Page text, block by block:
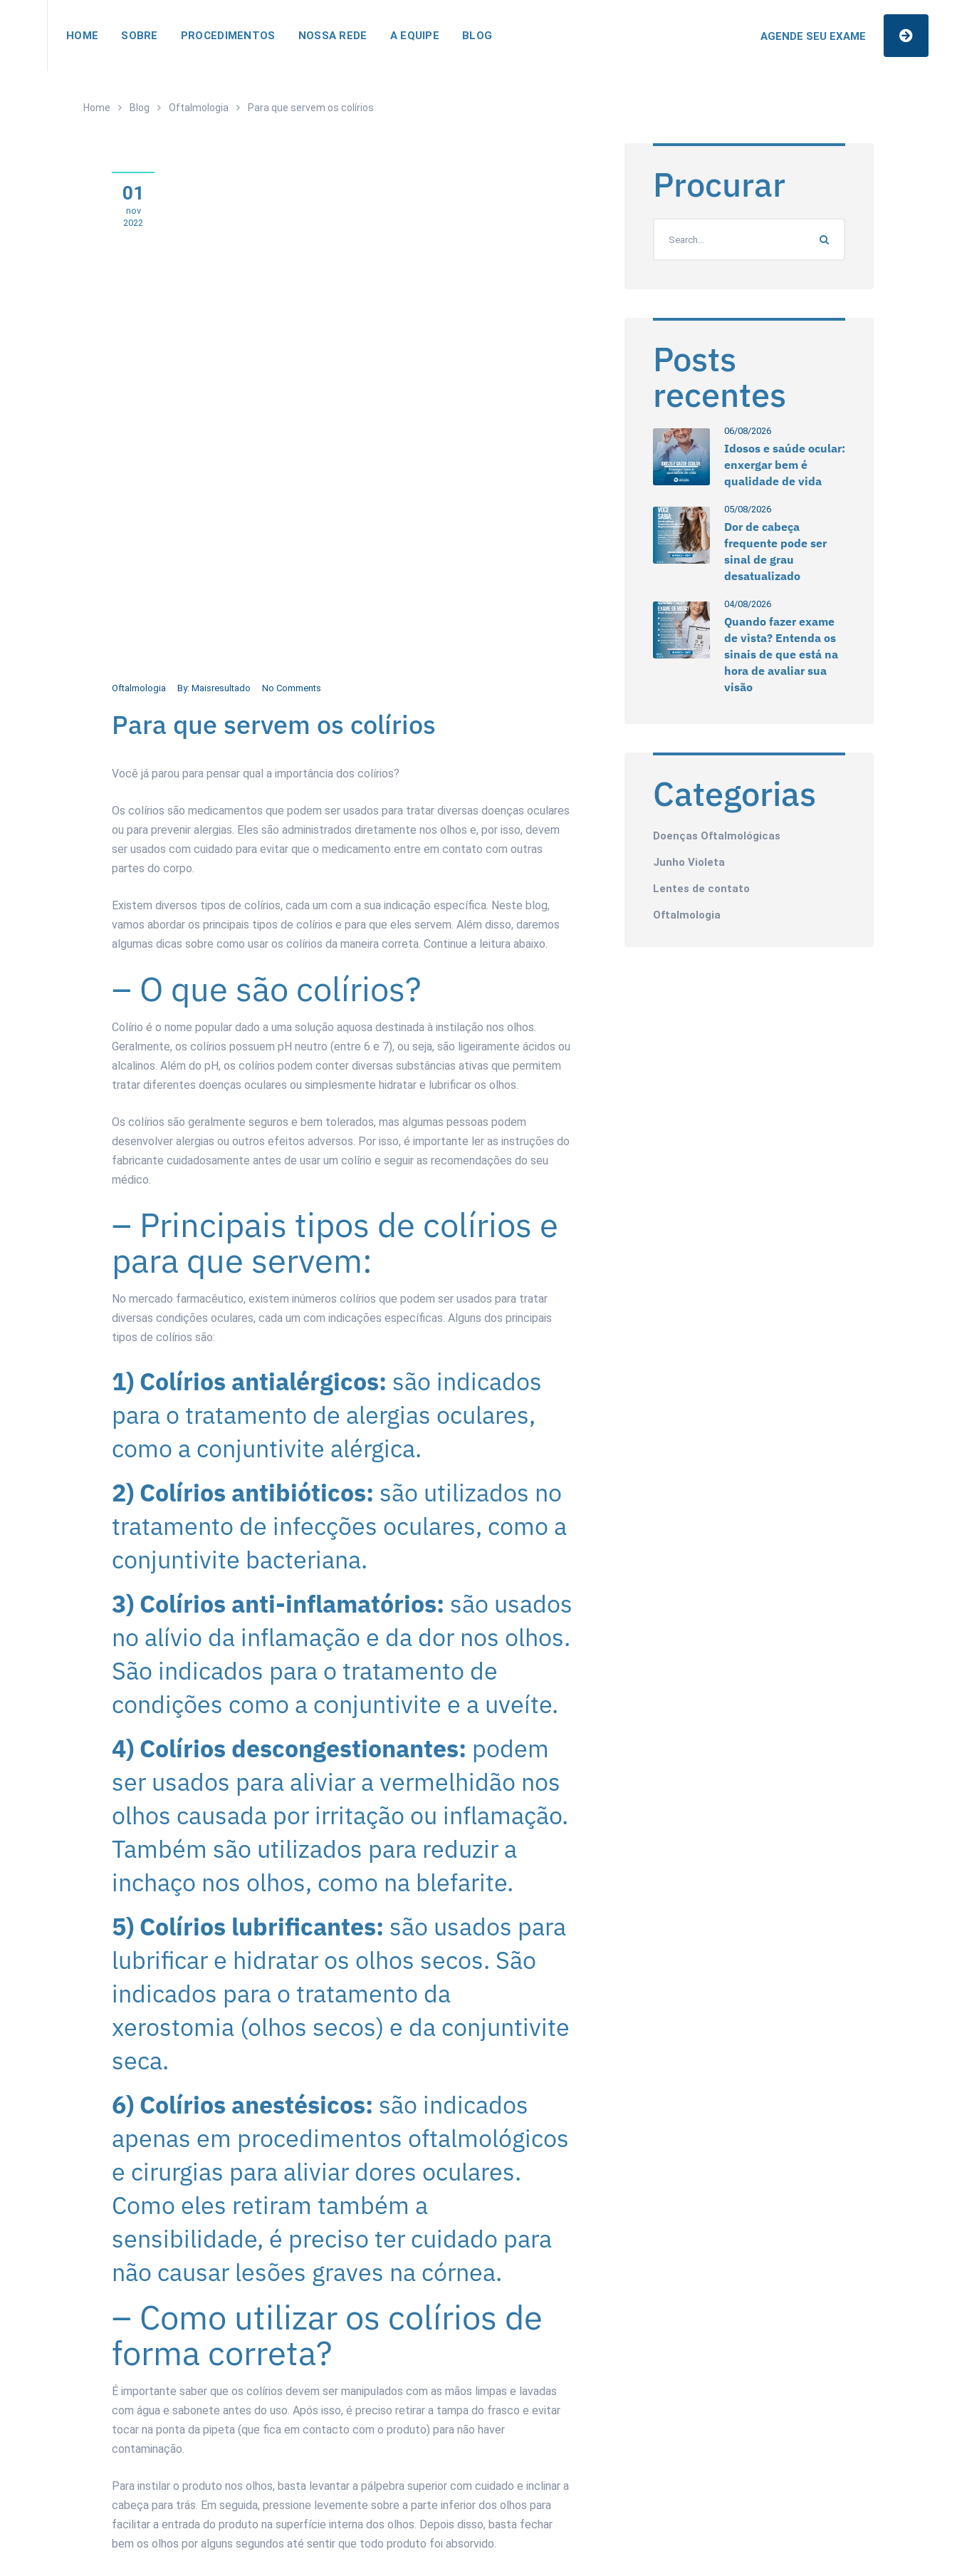
HOME SOBRE PROCEDIMENTOS NOSSA REDE A EQUIPE BLOG AGENDE SEU EXAME
Home Blog Oftalmologia Para que servem os colírios
01
nov
2022
Oftalmologia By: Maisresultado No Comments
Para que servem os colírios
Você já parou para pensar qual a importância dos colírios?
Os colírios são medicamentos que podem ser usados para tratar diversas doenças oculares
ou para prevenir alergias. Eles são administrados diretamente nos olhos e, por isso, devem
ser usados com cuidado para evitar que o medicamento entre em contato com outras
partes do corpo.
Existem diversos tipos de colírios, cada um com a sua indicação específica. Neste blog,
vamos abordar os principais tipos de colírios e para que eles servem. Além disso, daremos
algumas dicas sobre como usar os colírios da maneira correta. Continue a leitura abaixo.
– O que são colírios?
Colírio é o nome popular dado a uma solução aquosa destinada à instilação nos olhos.
Geralmente, os colírios possuem pH neutro (entre 6 e 7), ou seja, são ligeiramente ácidos ou
alcalinos. Além do pH, os colírios podem conter diversas substâncias ativas que permitem
tratar diferentes doenças oculares ou simplesmente hidratar e lubrificar os olhos.
Os colírios são geralmente seguros e bem tolerados, mas algumas pessoas podem
desenvolver alergias ou outros efeitos adversos. Por isso, é importante ler as instruções do
fabricante cuidadosamente antes de usar um colírio e seguir as recomendações do seu
médico.
– Principais tipos de colírios e
para que servem:
No mercado farmacêutico, existem inúmeros colírios que podem ser usados para tratar
diversas condições oculares, cada um com indicações específicas. Alguns dos principais
tipos de colírios são:
1) Colírios antialérgicos: são indicados
para o tratamento de alergias oculares,
como a conjuntivite alérgica.
2) Colírios antibióticos: são utilizados no
tratamento de infecções oculares, como a
conjuntivite bacteriana.
3) Colírios anti-inflamatórios: são usados
no alívio da inflamação e da dor nos olhos.
São indicados para o tratamento de
condições como a conjuntivite e a uveíte.
4) Colírios descongestionantes: podem
ser usados para aliviar a vermelhidão nos
olhos causada por irritação ou inflamação.
Também são utilizados para reduzir a
inchaço nos olhos, como na blefarite.
5) Colírios lubrificantes: são usados para
lubrificar e hidratar os olhos secos. São
indicados para o tratamento da
xerostomia (olhos secos) e da conjuntivite
seca.
6) Colírios anestésicos: são indicados
apenas em procedimentos oftalmológicos
e cirurgias para aliviar dores oculares.
Como eles retiram também a
sensibilidade, é preciso ter cuidado para
não causar lesões graves na córnea.
– Como utilizar os colírios de
forma correta?
É importante saber que os colírios devem ser manipulados com as mãos limpas e lavadas
com água e sabonete antes do uso. Após isso, é preciso retirar a tampa do frasco e evitar
tocar na ponta da pipeta (que fica em contacto com o produto) para não haver
contaminação.
Para instilar o produto nos olhos, basta levantar a pálpebra superior com cuidado e inclinar a
cabeça para trás. Em seguida, pressione levemente sobre a parte inferior dos olhos para
facilitar a entrada do produto na superfície interna dos olhos. Depois disso, basta fechar
bem os olhos por alguns segundos até sentir que todo produto foi absorvido.
Procurar
Posts
recentes
06/08/2026
Idosos e saúde ocular:
enxergar bem é
qualidade de vida
05/08/2026
Dor de cabeça
frequente pode ser
sinal de grau
desatualizado
04/08/2026
Quando fazer exame
de vista? Entenda os
sinais de que está na
hora de avaliar sua
visão
Categorias
Doenças Oftalmológicas
Junho Violeta
Lentes de contato
Oftalmologia